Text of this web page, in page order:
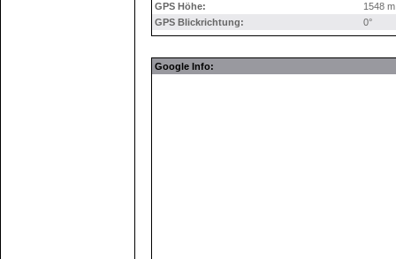
GPS Höhe:
1548 m
GPS Blickrichtung:
0°
Google Info: